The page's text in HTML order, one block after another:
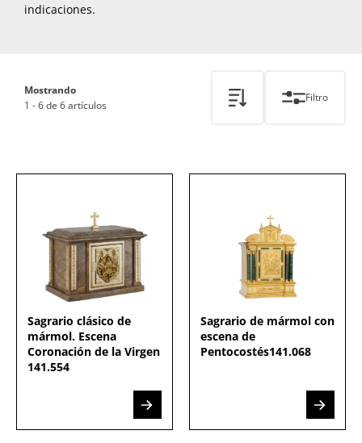
indicaciones.
Sagrario clásico de
mármol. Escena
Coronación de la Virgen
141.554
Sagrario de mármol con
escena de
Pentocostés141.068
Mostrando
1 - 6 de 6 artículos
Filtro